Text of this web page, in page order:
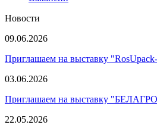
Новости
09.06.2026
Приглашаем на выставку
03.06.2026
Приглашаем на выставку
22.05.2026